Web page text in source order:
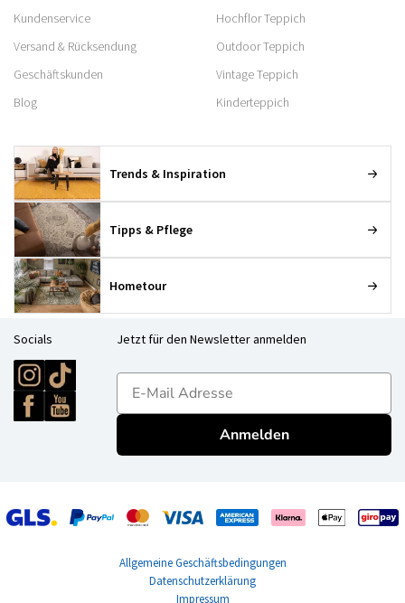
Kundenservice
Versand & Rücksendung
Geschäftskunden
Blog
Hochflor Teppich
Outdoor Teppich
Vintage Teppich
Kinderteppich
Trends & Inspiration
Tipps & Pflege
Hometour
Socials Jetzt für den Newsletter anmelden
E-mailadres
Anmelden
Allgemeine Geschäftsbedingungen
Datenschutzerklärung
Impressum